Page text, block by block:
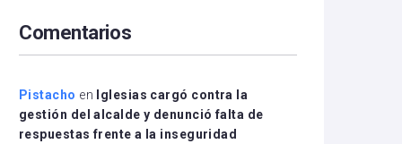
disminuir
el
Comentarios
Pistacho en
Iglesias cargó contra la
gestión del alcalde y denunció falta de
respuestas frente a la inseguridad